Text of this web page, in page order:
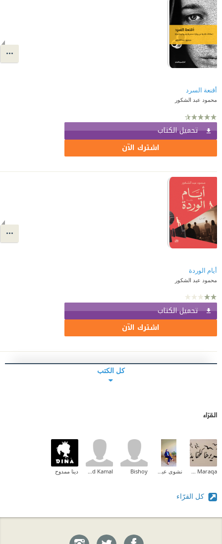
أقنعة السرد
محمود عبد الشكور
تحميل الكتاب
اشترك الآن
محمود عبد الشكور
تحميل الكتاب
اشترك الآن
كل الكتب
القرّاء
Bishoy دينا ممدوح
كل القرّاء